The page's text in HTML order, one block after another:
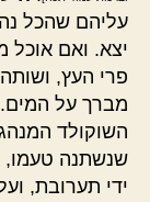
עליהם שהכל
יצא. ואם אוכל
פרי העץ,
מברך על המים.
השוקולד
שנשתנה טעמו,
ידי תערובת,